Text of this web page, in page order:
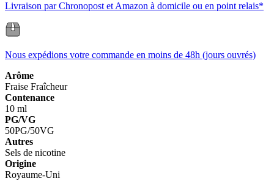
Livraison par Chronopost et Amazon à domicile ou en point relais*
Nous expédions votre commande en moins de 48h (jours ouvrés)
Arôme
Fraise Fraîcheur
Contenance
10 ml
PG/VG
50PG/50VG
Autres
Sels de nicotine
Origine
Royaume-Uni